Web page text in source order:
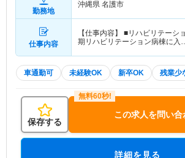
勤務地
沖縄県 名護市
仕事内容
【仕事内容】 ■リハビリテーシ
期リハビリテーション病棟に入
車通勤可 未経験OK 新卒OK 残業少
保存する
この求人を問い合
詳細を見る